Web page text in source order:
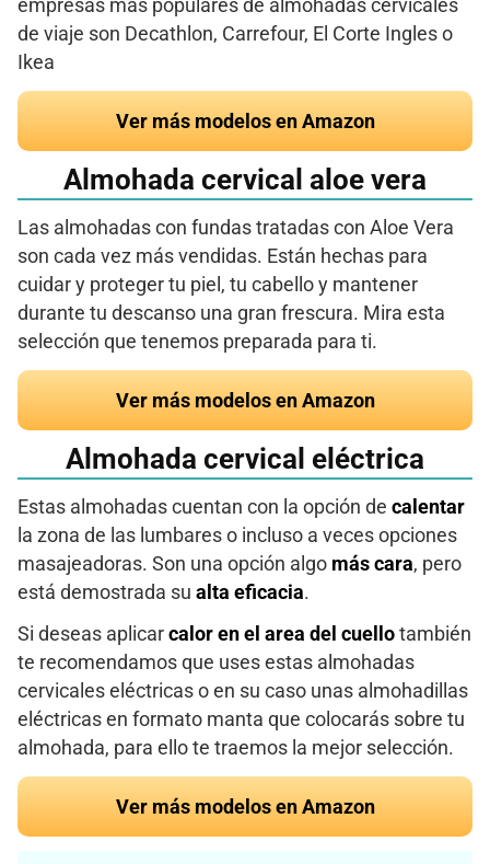
empresas más populares de almohadas cervicales
de viaje son Decathlon, Carrefour, El Corte Ingles o
Ikea
Ver más modelos en Amazon
Almohada cervical aloe vera
Las almohadas con fundas tratadas con Aloe Vera
son cada vez más vendidas. Están hechas para
cuidar y proteger tu piel, tu cabello y mantener
durante tu descanso una gran frescura. Mira esta
selección que tenemos preparada para ti.
Ver más modelos en Amazon
Almohada cervical eléctrica
Estas almohadas cuentan con la opción de calentar
la zona de las lumbares o incluso a veces opciones
masajeadoras. Son una opción algo más cara, pero
está demostrada su alta eficacia.
Si deseas aplicar calor en el area del cuello también
te recomendamos que uses estas almohadas
cervicales eléctricas o en su caso unas almohadillas
eléctricas en formato manta que colocarás sobre tu
almohada, para ello te traemos la mejor selección.
Ver más modelos en Amazon